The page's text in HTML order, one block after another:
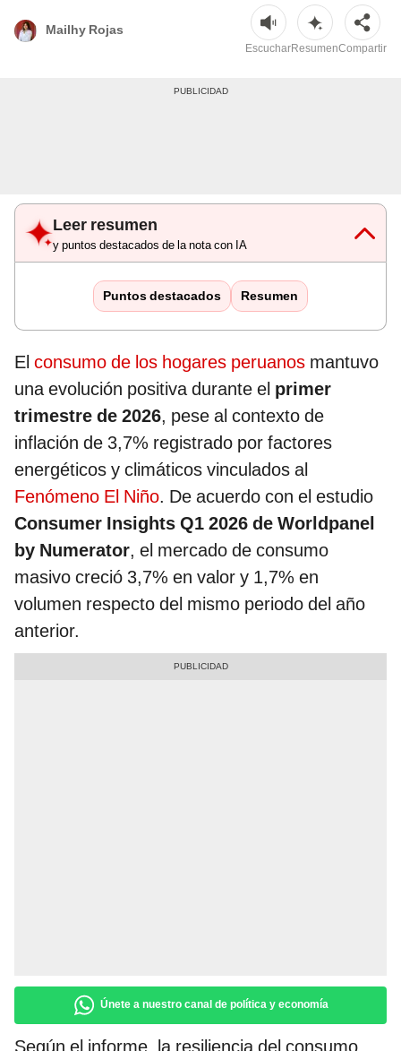
Mailhy Rojas
EscucharResumenCompartir
Leer resumen
y puntos destacados de la nota con IA
Puntos destacados Resumen
El consumo de los hogares peruanos mantuvo
una evolución positiva durante el primer
trimestre de 2026, pese al contexto de
inflación de 3,7% registrado por factores
energéticos y climáticos vinculados al
Fenómeno El Niño. De acuerdo con el estudio
Consumer Insights Q1 2026 de Worldpanel
by Numerator, el mercado de consumo
masivo creció 3,7% en valor y 1,7% en
volumen respecto del mismo periodo del año
anterior.
Únete a nuestro canal de política y economía
Según el informe, la resiliencia del consumo